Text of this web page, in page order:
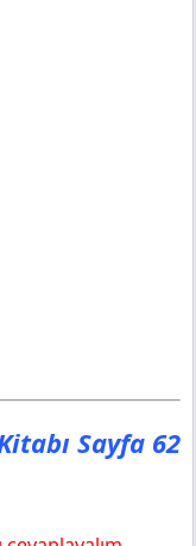
Sayfa 62